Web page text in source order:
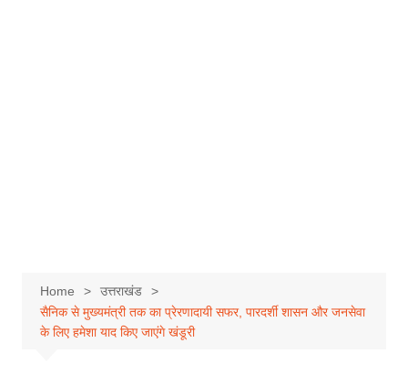
Home
उत्तराखंड
सैनिक से मुख्यमंत्री तक का प्रेरणादायी सफर, पारदर्शी शासन और जनसेवा
के लिए हमेशा याद किए जाएंगे खंडूरी